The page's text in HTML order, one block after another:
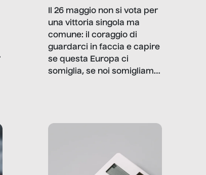
Il 26 maggio non si vota per
una vittoria singola ma
comune: il coraggio di
guardarci in faccia e capire
se questa Europa ci
somiglia, se noi somigliamo
comunica, quanto vale […]